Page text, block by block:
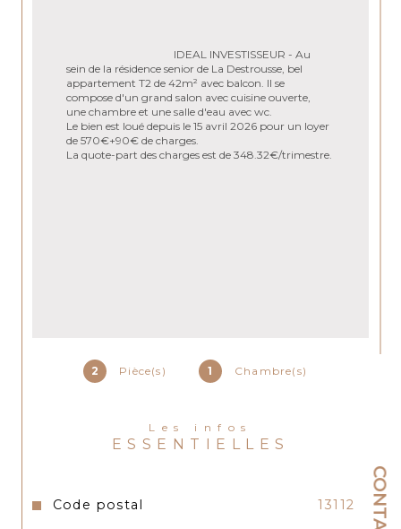
2 Pièce(s) 1 Chambre(s)
Les infos
ESSENTIELLES
Caractéristiques Valeurs
Code postal 13112
IDEAL INVESTISSEUR - Au
sein de la résidence senior de La Destrousse, bel
appartement T2 de 42m² avec balcon. Il se
compose d'un grand salon avec cuisine ouverte,
une chambre et une salle d'eau avec wc.
Le bien est loué depuis le 15 avril 2026 pour un loyer
de 570€+90€ de charges.
La quote-part des charges est de 348.32€/trimestre.